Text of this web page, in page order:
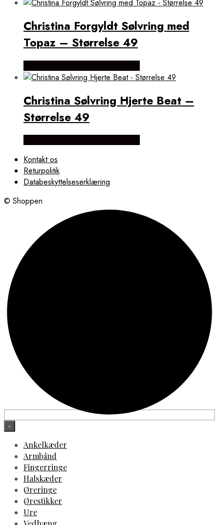
Christina Forgyldt Sølvring med
Topaz – Størrelse 49
Christina Sølvring Hjerte Beat –
Størrelse 49
Kontakt os
Returpolitik
Databeskyttelseserklæring
© Shoppen
×
Ankelkæder
Armbånd
Fingerringe
Halskæder
Øreringe
Ørestikker
Ure